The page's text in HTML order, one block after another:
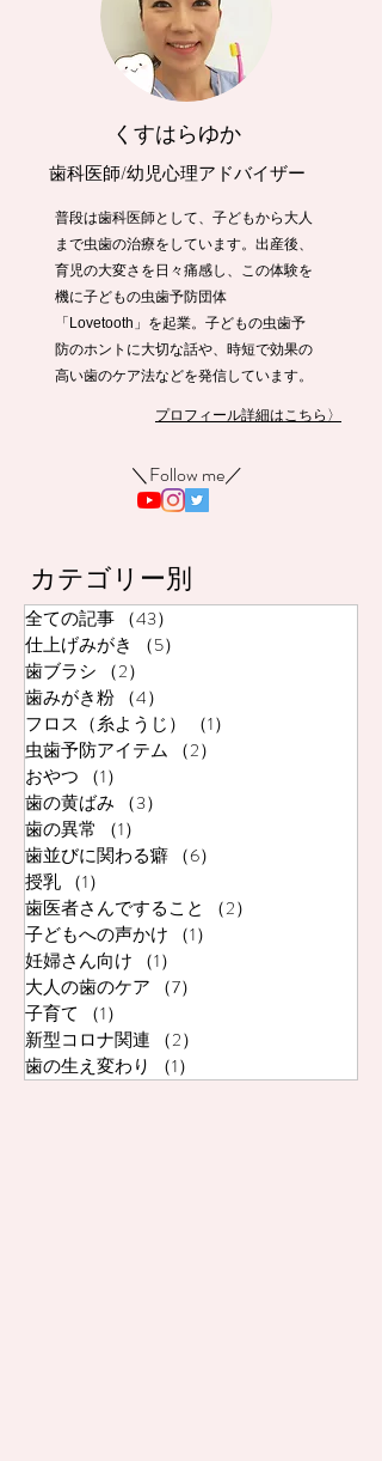
くすはらゆか
歯科医師/幼児心理アドバイザー
普段は歯科医師として、子どもから大人
まで虫歯の治療をしています。出産後、
育児の大変さを日々痛感し、この体験を
機に子どもの虫歯予防団体
「Lovetooth」を起業。子どもの虫歯予
防のホントに大切な話や、時短で効果の
高い歯のケア法などを発信しています。
プロフィール詳細はこちら〉
​＼Follow me／
カテゴリー別
全ての記事 （43）
仕上げみがき
（5）
歯ブラシ （2）
歯みがき粉 （4）
フロス（糸ようじ）
（1）
虫歯予防アイテム （2）
おやつ （1）
歯の黄ばみ （3）
歯の異常
（1）
歯並びに関わる癖 （6）
授乳 （1）
歯医者さんですること
（2）
子どもへの声かけ （1）
妊婦さん向け （1）
大人の歯のケア （7）
子育て
（1）
新型コロナ関連 （2）
歯の生え変わり
（1）